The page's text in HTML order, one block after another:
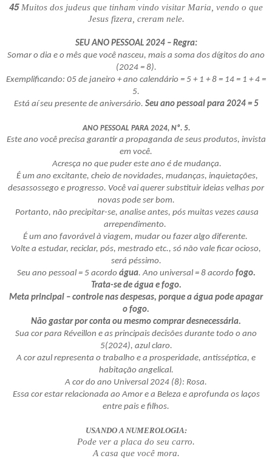
45 Muitos dos judeus que tinham vindo visitar Maria, vendo o que
Jesus fizera, creram nele.
SEU ANO PESSOAL 2024 – Regra:
Somar o dia e o mês que você nasceu, mais a soma dos dígitos do ano
(2024 = 8).
Exemplificando: 05 de janeiro + ano calendário = 5 + 1 + 8 = 14 = 1 + 4 =
5.
Está aí seu presente de aniversário. Seu ano pessoal para 2024 = 5
ANO PESSOAL PARA 2024, Nº. 5.
Este ano você precisa garantir a propaganda de seus produtos, invista
em você.
Acresça no que puder este ano é de mudança.
É um ano excitante, cheio de novidades, mudanças, inquietações,
desassossego e progresso. Você vai querer substituir ideias velhas por
novas pode ser bom.
Portanto, não precipitar-se, analise antes, pós muitas vezes causa
arrependimento.
É um ano favorável à viagem, mudar ou fazer algo diferente.
Volte a estudar, reciclar, pós, mestrado etc., só não vale ficar ocioso,
será péssimo.
Seu ano pessoal = 5 acordo água. Ano universal = 8 acordo fogo.
Trata-se de água e fogo.
Meta principal – controle nas despesas, porque a água pode apagar
o fogo.
Não gastar por conta ou mesmo comprar desnecessária.
Sua cor para Réveillon e as principais decisões durante todo o ano
5(2024), azul claro.
A cor azul representa o trabalho e a prosperidade, antisséptica, e
habitação angelical.
A cor do ano Universal 2024 (8): Rosa.
Essa cor estar relacionada ao Amor e a Beleza e aprofunda os laços
entre pais e filhos.
USANDO A NUMEROLOGIA:
Pode ver a placa do seu carro.
A casa que você mora.